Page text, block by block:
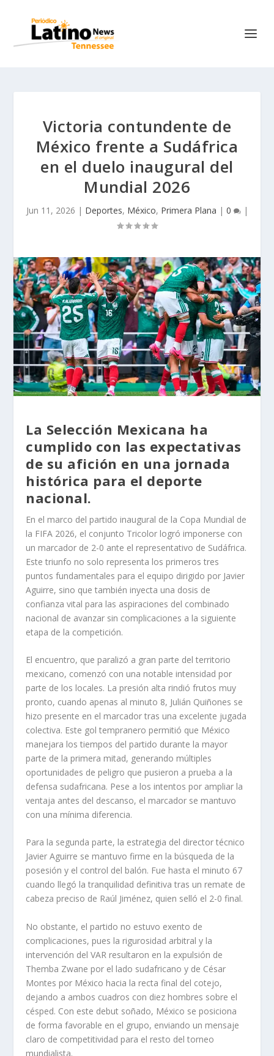
Victoria contundente de
México frente a Sudáfrica
en el duelo inaugural del
Mundial 2026
Jun 11, 2026 | Deportes, México, Primera Plana | 0 |
La Selección Mexicana ha
cumplido con las expectativas
de su afición en una jornada
histórica para el deporte
nacional.
En el marco del partido inaugural de la Copa Mundial de
la FIFA 2026, el conjunto Tricolor logró imponerse con
un marcador de 2-0 ante el representativo de Sudáfrica.
Este triunfo no solo representa los primeros tres
puntos fundamentales para el equipo dirigido por Javier
Aguirre, sino que también inyecta una dosis de
confianza vital para las aspiraciones del combinado
nacional de avanzar sin complicaciones a la siguiente
etapa de la competición.
El encuentro, que paralizó a gran parte del territorio
mexicano, comenzó con una notable intensidad por
parte de los locales. La presión alta rindió frutos muy
pronto, cuando apenas al minuto 8, Julián Quiñones se
hizo presente en el marcador tras una excelente jugada
colectiva. Este gol tempranero permitió que México
manejara los tiempos del partido durante la mayor
parte de la primera mitad, generando múltiples
oportunidades de peligro que pusieron a prueba a la
defensa sudafricana. Pese a los intentos por ampliar la
ventaja antes del descanso, el marcador se mantuvo
con una mínima diferencia.
Para la segunda parte, la estrategia del director técnico
Javier Aguirre se mantuvo firme en la búsqueda de la
posesión y el control del balón. Fue hasta el minuto 67
cuando llegó la tranquilidad definitiva tras un remate de
cabeza preciso de Raúl Jiménez, quien selló el 2-0 final.
No obstante, el partido no estuvo exento de
complicaciones, pues la rigurosidad arbitral y la
intervención del VAR resultaron en la expulsión de
Themba Zwane por el lado sudafricano y de César
Montes por México hacia la recta final del cotejo,
dejando a ambos cuadros con diez hombres sobre el
césped. Con este debut soñado, México se posiciona
de forma favorable en el grupo, enviando un mensaje
claro de competitividad para el resto del torneo
mundialista.